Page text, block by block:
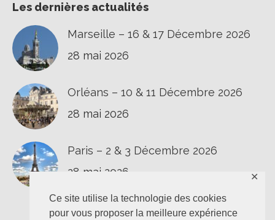
Ce site utilise la technologie des cookies
pour vous proposer la meilleure expérience
✕
Les dernières actualités
Marseille – 16 & 17 Décembre 2026
28 mai 2026
Orléans – 10 & 11 Décembre 2026
28 mai 2026
Paris – 2 & 3 Décembre 2026
28 mai 2026